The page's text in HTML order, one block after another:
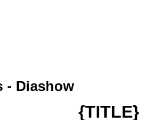
- Diashow
{TITLE}